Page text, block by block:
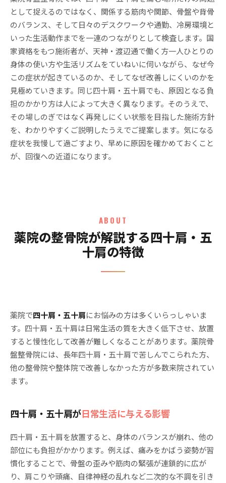
として捉えるのではなく、関係する筋肉や関節、骨盤や背骨
のバランス、そして日々のデスクワークや通勤、冷房環境と
いった生活動作までを一連のつながりとして検査します。国
家資格をもつ施術者が、天神・渡辺通で働く方一人ひとりの
身体の使い方や生活リズムをていねいに伺いながら、なぜ今
この症状が起きているのか、そしてなぜ改善しにくいのかを
見極めていきます。同じ四十肩・五十肩でも、原因となる負
担のかかり方は人によって大きく異なります。そのうえで、
その場しのぎではなく再発しにくい状態を目指した施術方針
を、わかりやすくご説明したうえでご提案します。気になる
症状を我慢して過ごすより、早めに原因を確かめておくこと
が、回復への近道になります。
ABOUT
薬院の整骨院が解説する四十肩・五
十肩の特徴
薬院で四十肩・五十肩にお悩みの方は多くいらっしゃいま
す。四十肩・五十肩は日常生活の質を大きく低下させ、放置
すると慢性化して改善が難しくなることがあります。薬院骨
盤整骨院には、長年四十肩・五十肩で苦しんでこられた方、
他の整骨院や整体院で改善しなかった方が多数来院されてい
ます。
四十肩・五十肩が日常生活に与える影響
四十肩・五十肩を放置すると、身体のバランスが崩れ、他の
部位にも負担がかかります。例えば、痛みをかばう姿勢が習
慣化することで、骨盤の歪みや筋肉の緊張が連鎖的に広が
り、肩こりや頭痛、自律神経の乱れなど二次的な不調を引き